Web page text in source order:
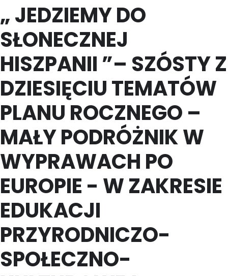
„ JEDZIEMY DO
SŁONECZNEJ
HISZPANII ”– SZÓSTY Z
DZIESIĘCIU TEMATÓW
PLANU ROCZNEGO –
MAŁY PODRÓŻNIK W
WYPRAWACH PO
EUROPIE - W ZAKRESIE
EDUKACJI
PRZYRODNICZO-
SPOŁECZNO-